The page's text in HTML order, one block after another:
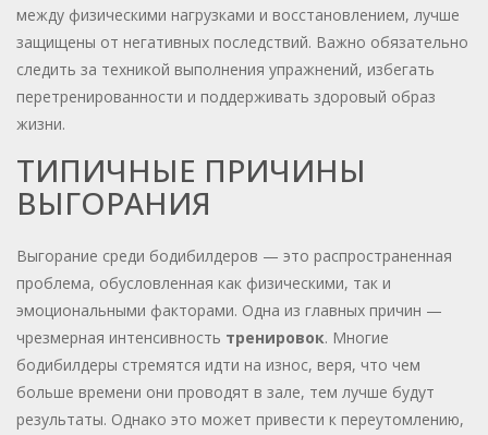
между физическими нагрузками и восстановлением, лучше
защищены от негативных последствий. Важно обязательно
следить за техникой выполнения упражнений, избегать
перетренированности и поддерживать здоровый образ
жизни.
ТИПИЧНЫЕ ПРИЧИНЫ
ВЫГОРАНИЯ
Выгорание среди бодибилдеров — это распространенная
проблема, обусловленная как физическими, так и
эмоциональными факторами. Одна из главных причин —
чрезмерная интенсивность тренировок. Многие
бодибилдеры стремятся идти на износ, веря, что чем
больше времени они проводят в зале, тем лучше будут
результаты. Однако это может привести к переутомлению,